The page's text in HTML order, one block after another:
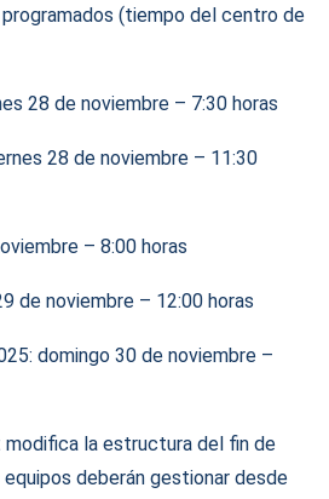
(tiempo del centro de
28 de noviembre – 7:30 horas
28 de noviembre – 11:30
– 8:00 horas
de noviembre – 12:00 horas
domingo 30 de noviembre –
modifica la estructura del fin de
deberán gestionar desde